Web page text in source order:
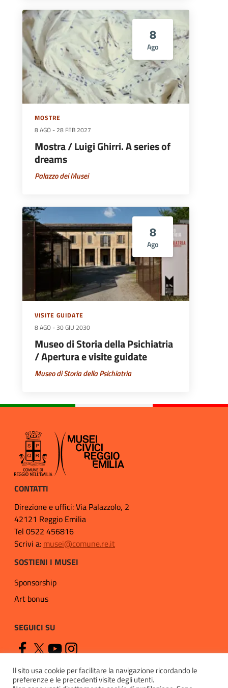
8
Ago
MOSTRE
8 AGO -28 FEB 2027
Mostra / Luigi Ghirri. A series of
dreams
Palazzo dei Musei
8
Ago
VISITE GUIDATE
8 AGO -30 GIU 2030
Museo di Storia della Psichiatria
/ Apertura e visite guidate
Museo di Storia della Psichiatria
CONTATTI
Direzione e uffici: Via Palazzolo, 2
42121 Reggio Emilia
Tel 0522 456816
Scrivi a: musei@comune.re.it
SOSTIENI I MUSEI
Sponsorship
Art bonus
SEGUICI SU
Il sito usa cookie per facilitare la navigazione ricordando le
preferenze e le precedenti visite degli utenti.